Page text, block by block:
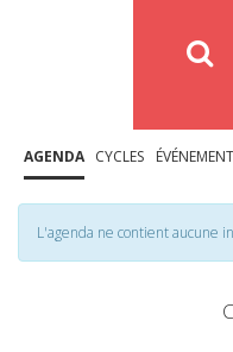
AGENDA CYCLES
L'agenda ne contient aucune